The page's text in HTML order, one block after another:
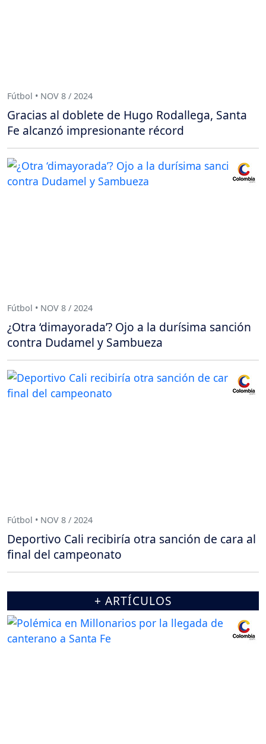
Fútbol • NOV 8 / 2024
Gracias al doblete de Hugo Rodallega, Santa
Fe alcanzó impresionante récord
Fútbol • NOV 8 / 2024
¿Otra ‘dimayorada’? Ojo a la durísima sanción
contra Dudamel y Sambueza
Fútbol • NOV 8 / 2024
Deportivo Cali recibiría otra sanción de cara al
final del campeonato
+ ARTÍCULOS